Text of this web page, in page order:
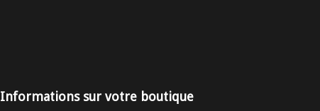
Informations sur votre boutique